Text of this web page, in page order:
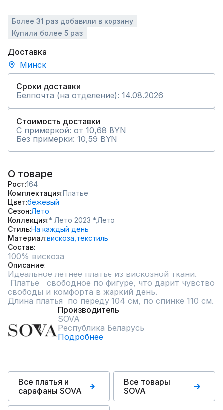
Более 31 раз добавили в корзину
Купили более 5 раз
Доставка
Минск
Сроки доставки
Белпочта (на отделение): 14.08.2026
Стоимость доставки
С примеркой: от 10,68 BYN
Без примерки: 10,59 BYN
О товаре
Рост 164
Комплектация Платье
Цвет бежевый
Сезон Лето
Коллекция * Лето 2023 *, Лето
СтильНа каждый день
Материал вискоза, текстиль
Состав
100% вискоза
Описание
Идеальное летнее платье из вискозной ткани.
свободы и комфорта в жаркий день.
Длина платья  по переду 104 см, по спинке 110 см.
Производитель
SOVA
Республика Беларусь
Подробнее
Все платья и
сарафаны SOVA
Все товары
SOVA